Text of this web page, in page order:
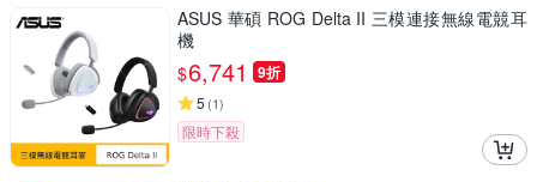
ASUS 華碩 ROG Delta II 三模連接無線電競耳
機
$6,741 9折
5 (1)
限時下殺